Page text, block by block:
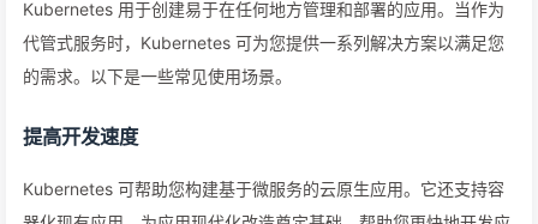
Kubernetes 用于创建易于在任何地方管理和部署的应用。当作为
代管式服务时，Kubernetes 可为您提供一系列解决方案以满足您
的需求。以下是一些常见使用场景。
提高开发速度
Kubernetes 可帮助您构建基于微服务的云原生应用。它还支持容